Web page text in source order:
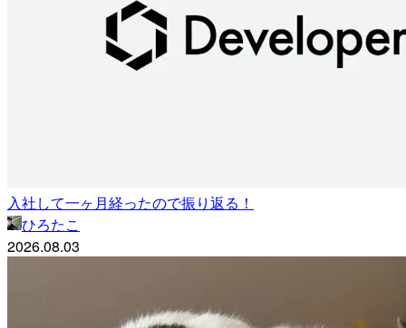
入社して一ヶ月経ったので振り返る！
ひろたこ
2026.08.03